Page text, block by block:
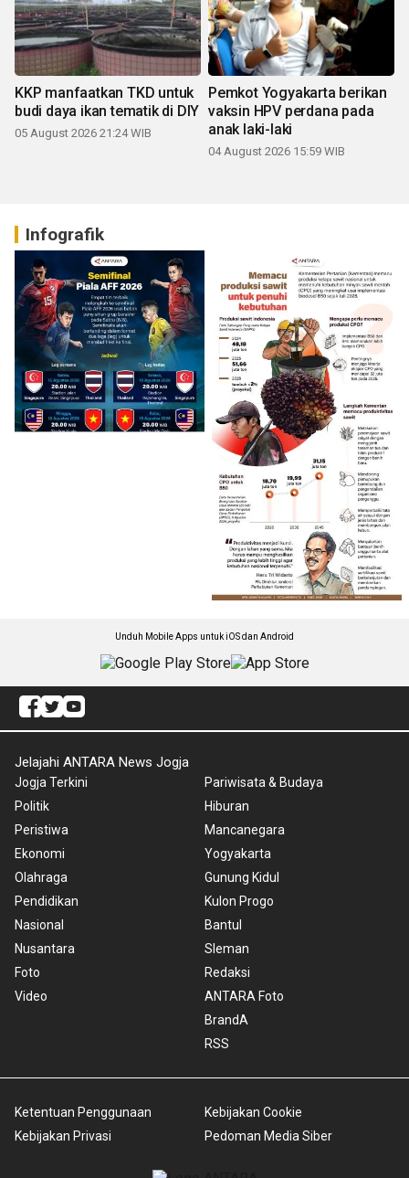
KKP manfaatkan TKD untuk
budi daya ikan tematik di DIY
05 August 2026 21:24 WIB
Pemkot Yogyakarta berikan
vaksin HPV perdana pada
anak laki-laki
04 August 2026 15:59 WIB
Infografik
Unduh Mobile Apps untuk iOS dan Android
Jelajahi ANTARA News Jogja
Jogja Terkini
Politik
Peristiwa
Ekonomi
Olahraga
Pendidikan
Nasional
Nusantara
Foto
Video
Pariwisata & Budaya
Hiburan
Mancanegara
Yogyakarta
Gunung Kidul
Kulon Progo
Bantul
Sleman
Redaksi
ANTARA Foto
BrandA
RSS
Ketentuan Penggunaan
Kebijakan Privasi
Kebijakan Cookie
Pedoman Media Siber